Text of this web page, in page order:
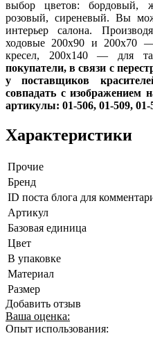
выбор цветов: бордовый,
розовый, сиреневый. Вы
интерьер салона.
ходовые 200х90 и 200х70
кресел, 200х140 — для
покупатели, в связи с
у поставщиков
совпадать с изображением
артикулы: 01-506, 01-509, 01-
Характеристики
Прочие
Бренд
ID поста блога для
Артикул
Базовая единица
Цвет
В упаковке
Материал
Размер
Добавить отзыв
Ваша оценка:
Опыт использования: